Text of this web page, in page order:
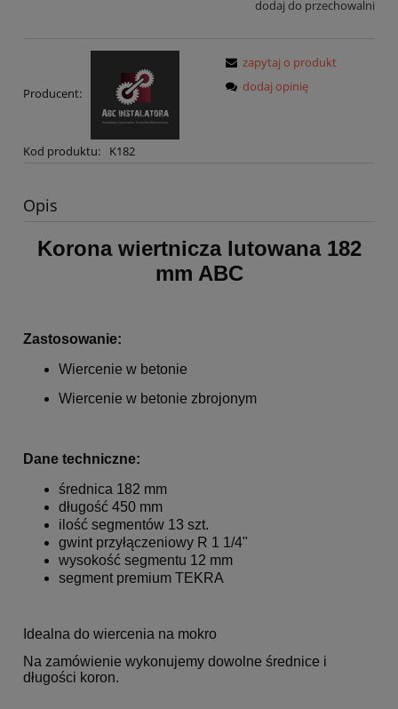
dodaj do przechowalni
Producent:
Kod produktu: K182
zapytaj o produkt
dodaj opinię
Opis
Korona wiertnicza lutowana 182
mm ABC
Zastosowanie:
Wiercenie w betonie
Wiercenie w betonie zbrojonym
Dane techniczne:
średnica 182 mm
długość 450 mm
ilość segmentów 13 szt.
gwint przyłączeniowy R 1 1/4"
wysokość segmentu 12 mm
segment premium TEKRA
Idealna do wiercenia na mokro
Na zamówienie wykonujemy dowolne średnice i
długości koron.